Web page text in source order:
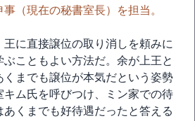
（現在の秘書室長）を担当。
に直接譲位の取り消しを頼みに
こともよい方法だ。余が上王と
くまでも譲位が本気だという姿勢
キム氏を呼びつけ、ミン家での待
くまでも好待遇だったと答える